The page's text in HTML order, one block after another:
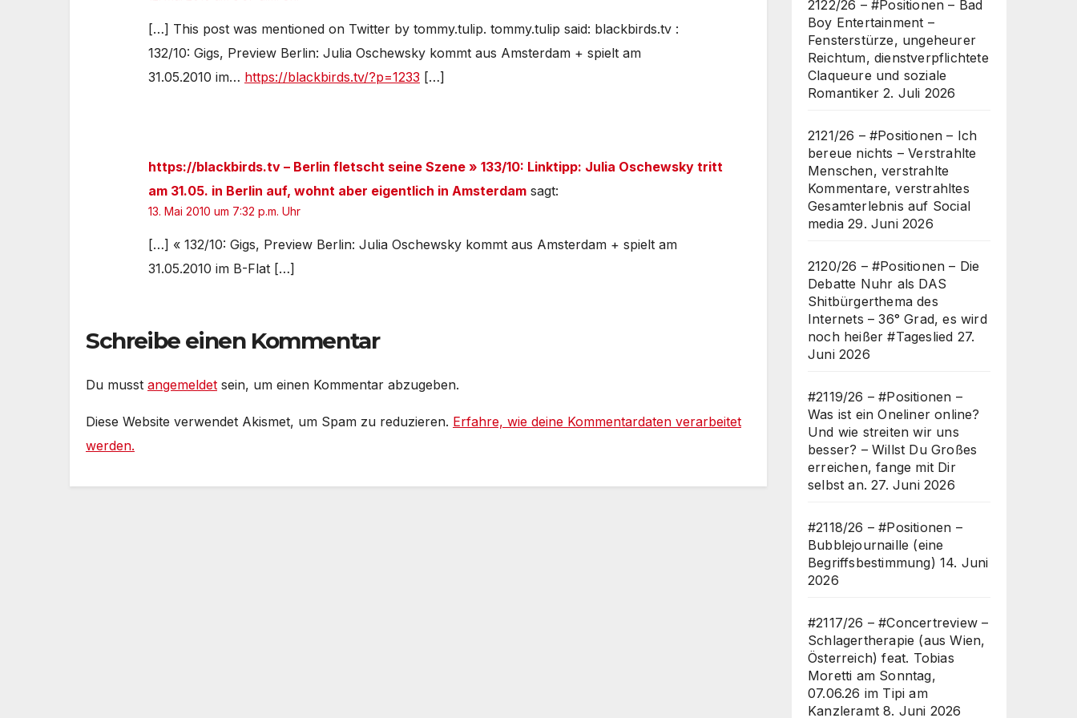
[…] This post was mentioned on Twitter by tommy.tulip. tommy.tulip said: blackbirds.tv :
132/10: Gigs, Preview Berlin: Julia Oschewsky kommt aus Amsterdam + spielt am
31.05.2010 im… https://blackbirds.tv/?p=1233 […]
https://blackbirds.tv – Berlin fletscht seine Szene » 133/10: Linktipp: Julia Oschewsky tritt
am 31.05. in Berlin auf, wohnt aber eigentlich in Amsterdam sagt:
13. Mai 2010 um 7:32 p.m. Uhr
[…] « 132/10: Gigs, Preview Berlin: Julia Oschewsky kommt aus Amsterdam + spielt am
31.05.2010 im B-Flat […]
Schreibe einen Kommentar
Du musst angemeldet sein, um einen Kommentar abzugeben.
Diese Website verwendet Akismet, um Spam zu reduzieren. Erfahre, wie deine Kommentardaten verarbeitet
werden.
2122/26 – #Positionen – Bad
Boy Entertainment –
Fensterstürze, ungeheurer
Reichtum, dienstverpflichtete
Claqueure und soziale
Romantiker 2. Juli 2026
2121/26 – #Positionen – Ich
bereue nichts – Verstrahlte
Menschen, verstrahlte
Kommentare, verstrahltes
Gesamterlebnis auf Social
media 29. Juni 2026
2120/26 – #Positionen – Die
Debatte Nuhr als DAS
Shitbürgerthema des
Internets – 36° Grad, es wird
noch heißer #Tageslied 27.
Juni 2026
#2119/26 – #Positionen –
Was ist ein Oneliner online?
Und wie streiten wir uns
besser? – Willst Du Großes
erreichen, fange mit Dir
selbst an. 27. Juni 2026
#2118/26 – #Positionen –
Bubblejournaille (eine
Begriffsbestimmung) 14. Juni
2026
#2117/26 – #Concertreview –
Schlagertherapie (aus Wien,
Österreich) feat. Tobias
Moretti am Sonntag,
07.06.26 im Tipi am
Kanzleramt 8. Juni 2026